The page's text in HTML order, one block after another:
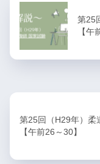
第25
【午
第25回（H29年）柔
【午前26～30】